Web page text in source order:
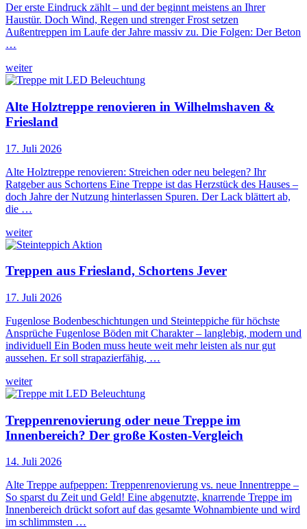
Der erste Eindruck zählt – und der beginnt meistens an Ihrer
Haustür. Doch Wind, Regen und strenger Frost setzen
Außentreppen im Laufe der Jahre massiv zu. Die Folgen: Der Beton
…
weiter
Alte Holztreppe renovieren in Wilhelmshaven &
Friesland
17. Juli 2026
Alte Holztreppe renovieren: Streichen oder neu belegen? Ihr
Ratgeber aus Schortens Eine Treppe ist das Herzstück des Hauses –
doch Jahre der Nutzung hinterlassen Spuren. Der Lack blättert ab,
die …
weiter
Treppen aus Friesland, Schortens Jever
17. Juli 2026
Fugenlose Bodenbeschichtungen und Steinteppiche für höchste
Ansprüche Fugenlose Böden mit Charakter – langlebig, modern und
individuell Ein Boden muss heute weit mehr leisten als nur gut
aussehen. Er soll strapazierfähig, …
weiter
Treppenrenovierung oder neue Treppe im
Innenbereich? Der große Kosten-Vergleich
14. Juli 2026
Alte Treppe aufpeppen: Treppenrenovierung vs. neue Innentreppe –
So sparst du Zeit und Geld! Eine abgenutzte, knarrende Treppe im
Innenbereich drückt sofort auf das gesamte Wohnambiente und wird
im schlimmsten …